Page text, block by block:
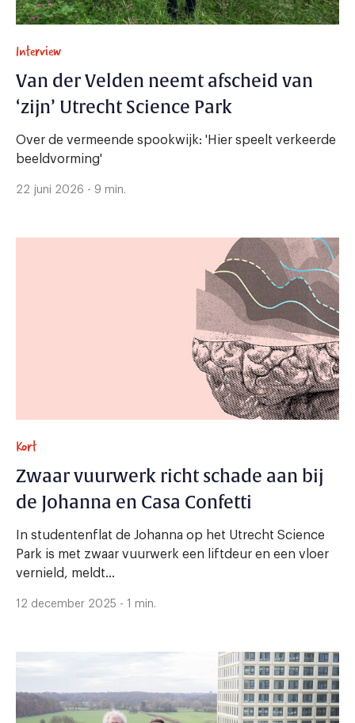
Interview
Van der Velden neemt afscheid van
‘zijn’ Utrecht Science Park
Over de vermeende spookwijk: 'Hier speelt verkeerde
beeldvorming'
22 juni 2026 - 9 min.
Kort
Zwaar vuurwerk richt schade aan bij
de Johanna en Casa Confetti
In studentenflat de Johanna op het Utrecht Science
Park is met zwaar vuurwerk een liftdeur en een vloer
vernield, meldt...
12 december 2025 - 1 min.